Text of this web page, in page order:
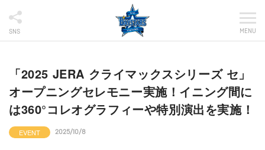
SNS MENU
「2025 JERA クライマックスシリーズ セ」
オープニングセレモニー実施！イニング間に
は360°コレオグラフィーや特別演出を実施！
EVENT 2025/10/8